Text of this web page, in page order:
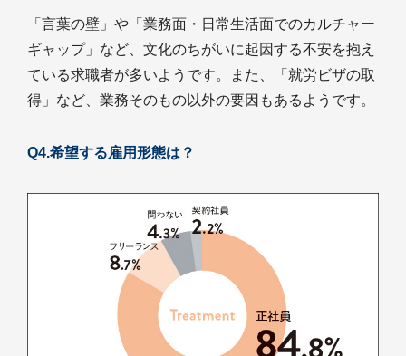
「言葉の壁」や「業務面・日常生活面でのカルチャー
ギャップ」など、文化のちがいに起因する不安を抱え
ている求職者が多いようです。また、「就労ビザの取
得」など、業務そのもの以外の要因もあるようです。
Q4.希望する雇用形態は？